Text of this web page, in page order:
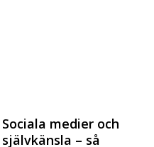
Sociala medier och
självkänsla – så